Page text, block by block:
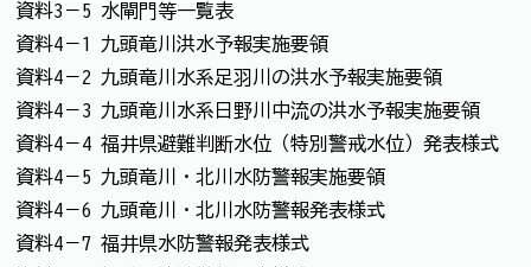
資料3－5 水閘門等一覧表
資料4－1 九頭竜川洪水予報実施要領
資料4－2 九頭竜川水系足羽川の洪水予報実施要領
資料4－3 九頭竜川水系日野川中流の洪水予報実施要領
資料4－4 福井県避難判断水位（特別警戒水位）発表様式
資料4－5 九頭竜川・北川水防警報実施要領
資料4－6 九頭竜川・北川水防警報発表様式
資料4－7 福井県水防警報発表様式